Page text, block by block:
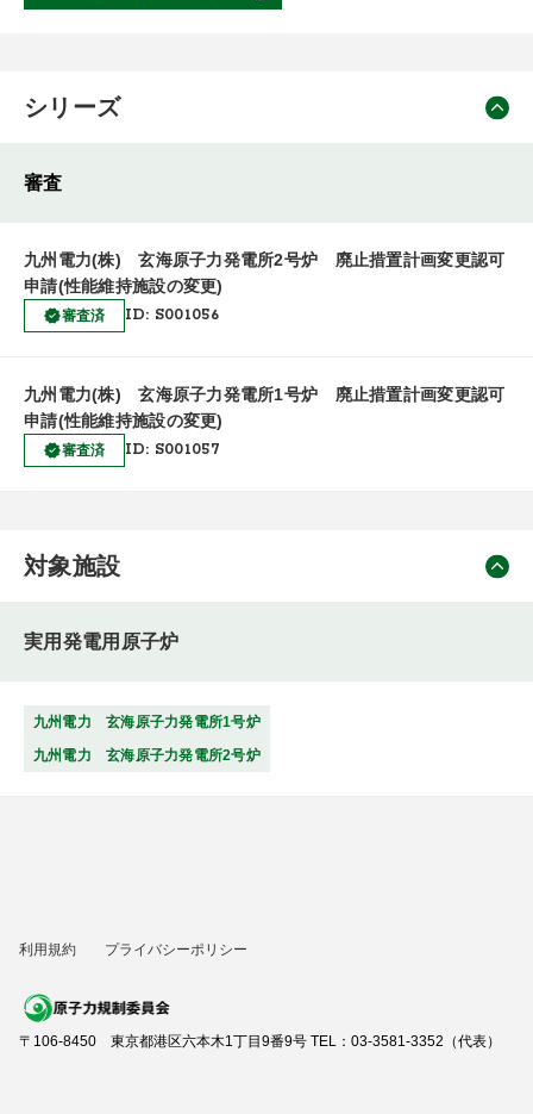
シリーズ
審査
九州電力(株) 玄海原子力発電所2号炉 廃止措置計画変更認可
申請(性能維持施設の変更)
審査済 ID: S001056
九州電力(株) 玄海原子力発電所1号炉 廃止措置計画変更認可
申請(性能維持施設の変更)
審査済 ID: S001057
対象施設
実用発電用原子炉
九州電力 玄海原子力発電所1号炉
九州電力 玄海原子力発電所2号炉
利用規約 プライバシーポリシー
〒106-8450 東京都港区六本木1丁目9番9号 TEL：03-3581-3352（代表）